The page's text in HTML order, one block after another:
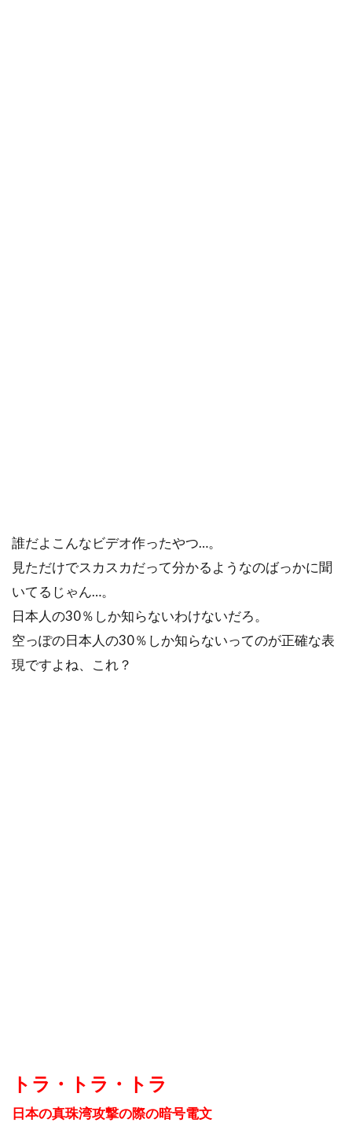
誰だよこんなビデオ作ったやつ…。
見ただけでスカスカだって分かるようなのばっかに聞
いてるじゃん…。
日本人の30％しか知らないわけないだろ。
空っぽの日本人の30％しか知らないってのが正確な表
現ですよね、これ？
トラ・トラ・トラ
日本の真珠湾攻撃の際の暗号電文